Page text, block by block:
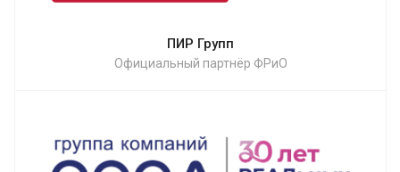
ПИР Групп
Официальный партнёр ФРиО